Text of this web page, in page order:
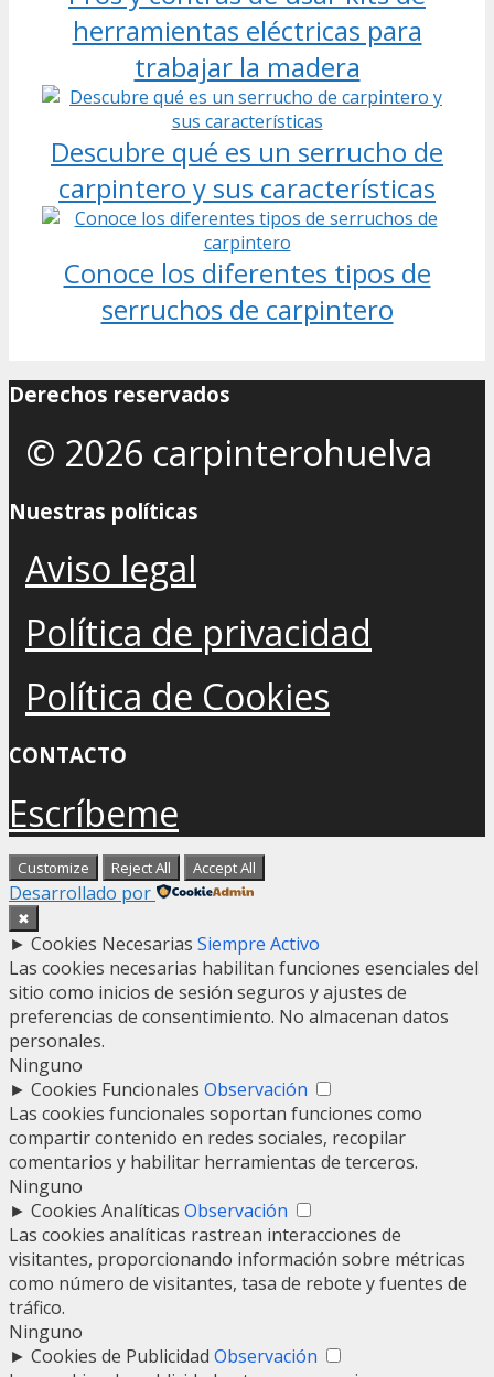
herramientas eléctricas para
trabajar la madera
Descubre qué es un serrucho de
carpintero y sus características
Conoce los diferentes tipos de
serruchos de carpintero
Derechos reservados
© 2026 carpinterohuelva
Nuestras políticas
Aviso legal
Política de privacidad
Política de Cookies
CONTACTO
Escríbeme
Customize Reject All Accept All
Desarrollado por
✖
► Cookies Necesarias Siempre Activo
Las cookies necesarias habilitan funciones esenciales del
sitio como inicios de sesión seguros y ajustes de
preferencias de consentimiento. No almacenan datos
personales.
Ninguno
► Cookies Funcionales Observación
Las cookies funcionales soportan funciones como
compartir contenido en redes sociales, recopilar
comentarios y habilitar herramientas de terceros.
Ninguno
► Cookies Analíticas Observación
Las cookies analíticas rastrean interacciones de
visitantes, proporcionando información sobre métricas
como número de visitantes, tasa de rebote y fuentes de
tráfico.
Ninguno
► Cookies de Publicidad Observación